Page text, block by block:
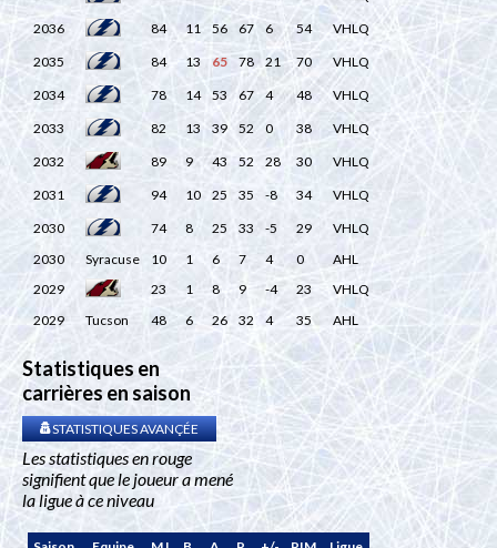
2036
84 11 56 67 6 54
VHLQ
2035
84 13 65 78 21 70
VHLQ
2034
78 14 53 67 4 48
VHLQ
2033
82 13 39 52 0 38
VHLQ
2032
89 9 43 52 28 30
VHLQ
2031
94 10 25 35 -8 34
VHLQ
2030
74 8 25 33 -5 29
VHLQ
2030
Syracuse 10 1 6 7 4 0
AHL
2029
23 1 8 9 -4 23
VHLQ
2029
Tucson 48 6 26 32 4 35 AHL
Statistiques en
carrières en saison
STATISTIQUES AVANÇÉE
Les statistiques en rouge
signifient que le joueur a mené
la ligue à ce niveau